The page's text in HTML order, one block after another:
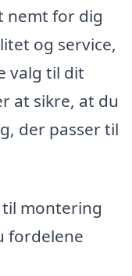
nemt for dig
og service,
valg til dit
at sikre, at du
der passer til
til montering
fordelene